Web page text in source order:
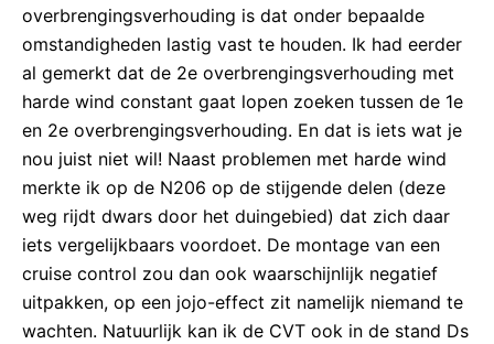
overbrengingsverhouding is dat onder bepaalde
omstandigheden lastig vast te houden. Ik had eerder
al gemerkt dat de 2e overbrengingsverhouding met
harde wind constant gaat lopen zoeken tussen de 1e
en 2e overbrengingsverhouding. En dat is iets wat je
nou juist niet wil! Naast problemen met harde wind
merkte ik op de N206 op de stijgende delen (deze
weg rijdt dwars door het duingebied) dat zich daar
iets vergelijkbaars voordoet. De montage van een
cruise control zou dan ook waarschijnlijk negatief
uitpakken, op een jojo-effect zit namelijk niemand te
wachten. Natuurlijk kan ik de CVT ook in de stand Ds